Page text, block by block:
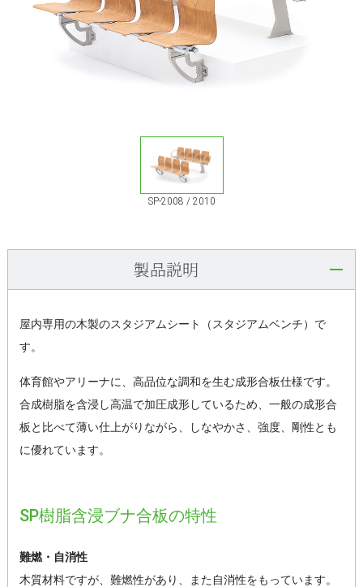
SP-2008 / 2010
製品説明
屋内専用の木製のスタジアムシート（スタジアムベンチ）で
す。
体育館やアリーナに、高品位な調和を生む成形合板仕様です。
合成樹脂を含浸し高温で加圧成形しているため、一般の成形合
板と比べて薄い仕上がりながら、しなやかさ、強度、剛性とも
に優れています。
SP樹脂含浸ブナ合板の特性
難燃・自消性
木質材料ですが、難燃性があり、また自消性をもっています。